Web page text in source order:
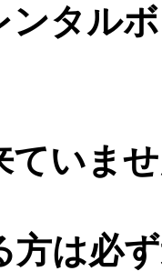
ンタル
ていま
方は必